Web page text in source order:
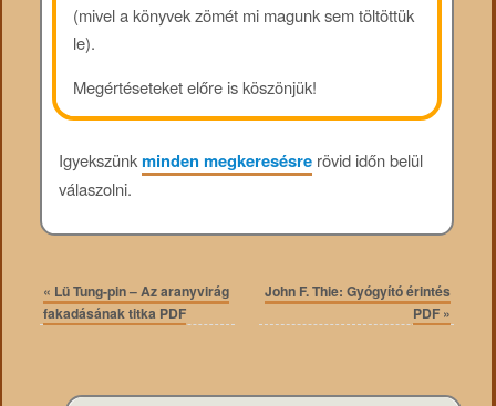
(mivel a könyvek zömét mi magunk sem töltöttük
le).
Megértéseteket előre is köszönjük!
Igyekszünkminden megkeresésrerövid időn belül
válaszolni.
« Lü Tung-pin – Az aranyvirág
fakadásának titka PDF
John F. Thie: Gyógyító érintés
PDF »